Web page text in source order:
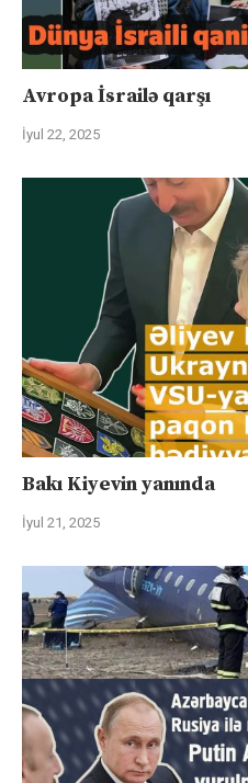
Avropa İsrailə qarşı
İyul 22, 2025
Bakı Kiyevin yanında
İyul 21, 2025